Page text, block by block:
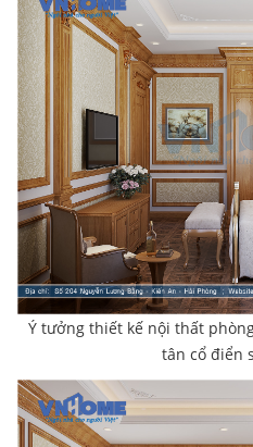
Ý tưởng thiết kế nội thất
tân cổ điển